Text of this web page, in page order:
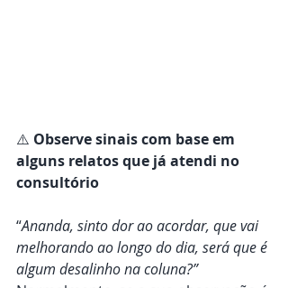
⚠️ Observe sinais com base em
alguns relatos que já atendi no
consultório
“Ananda, sinto dor ao acordar, que vai
melhorando ao longo do dia, será que é
algum desalinho na coluna?”